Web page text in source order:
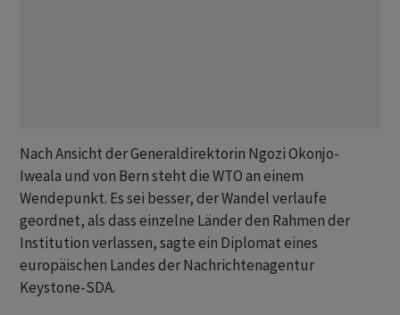
Nach Ansicht der Generaldirektorin Ngozi Okonjo-
Iweala und von Bern steht die WTO an einem
Wendepunkt. Es sei besser, der Wandel verlaufe
geordnet, als dass einzelne Länder den Rahmen der
Institution verlassen, sagte ein Diplomat eines
europäischen Landes der Nachrichtenagentur
Keystone-SDA.